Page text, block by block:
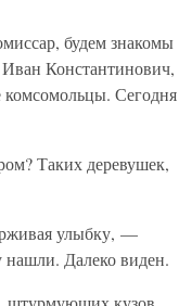
будем знакомы
Константинович,
комсомольцы. Сегодня
Таких деревушек,
улыбку, —
нашли. Далеко виден.